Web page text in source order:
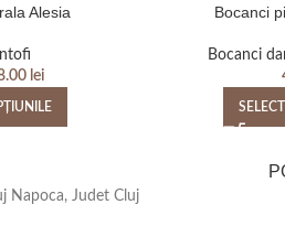
Alesia
lei
Bocanci
Bocanci
Napoca, Judet Cluj